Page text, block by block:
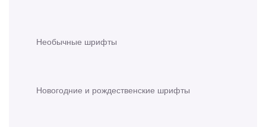
Необычные шрифты
Новогодние и рождественские шрифты